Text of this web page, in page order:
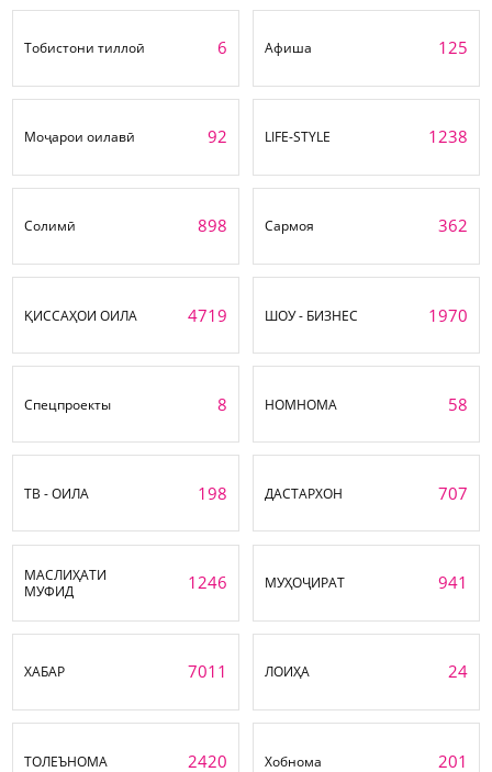
Тобистони тиллоӣ 6 Афиша 125
Моҷарои оилавӣ 92 LIFE-STYLE 1238
Солимӣ 898 Сармоя 362
ҚИССАҲОИ ОИЛА 4719 ШОУ - БИЗНЕС 1970
Спецпроекты 8 НОМНОМА 58
ТВ - ОИЛА 198 ДАСТАРХОН 707
МАСЛИҲАТИ
МУФИД
1246 МУҲОҶИРАТ 941
ХАБАР 7011 ЛОИҲА 24
ТОЛЕЪНОМА 2420 Хобнома 201